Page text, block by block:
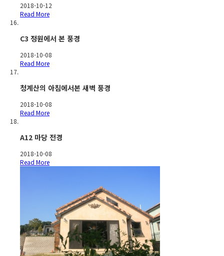
2018-10-12
Read More
C3 정원에서 본 풍경
2018-10-08
Read More
청계산의 아침에서본 새벽 풍경
2018-10-08
Read More
A12 마당 전경
2018-10-08
Read More